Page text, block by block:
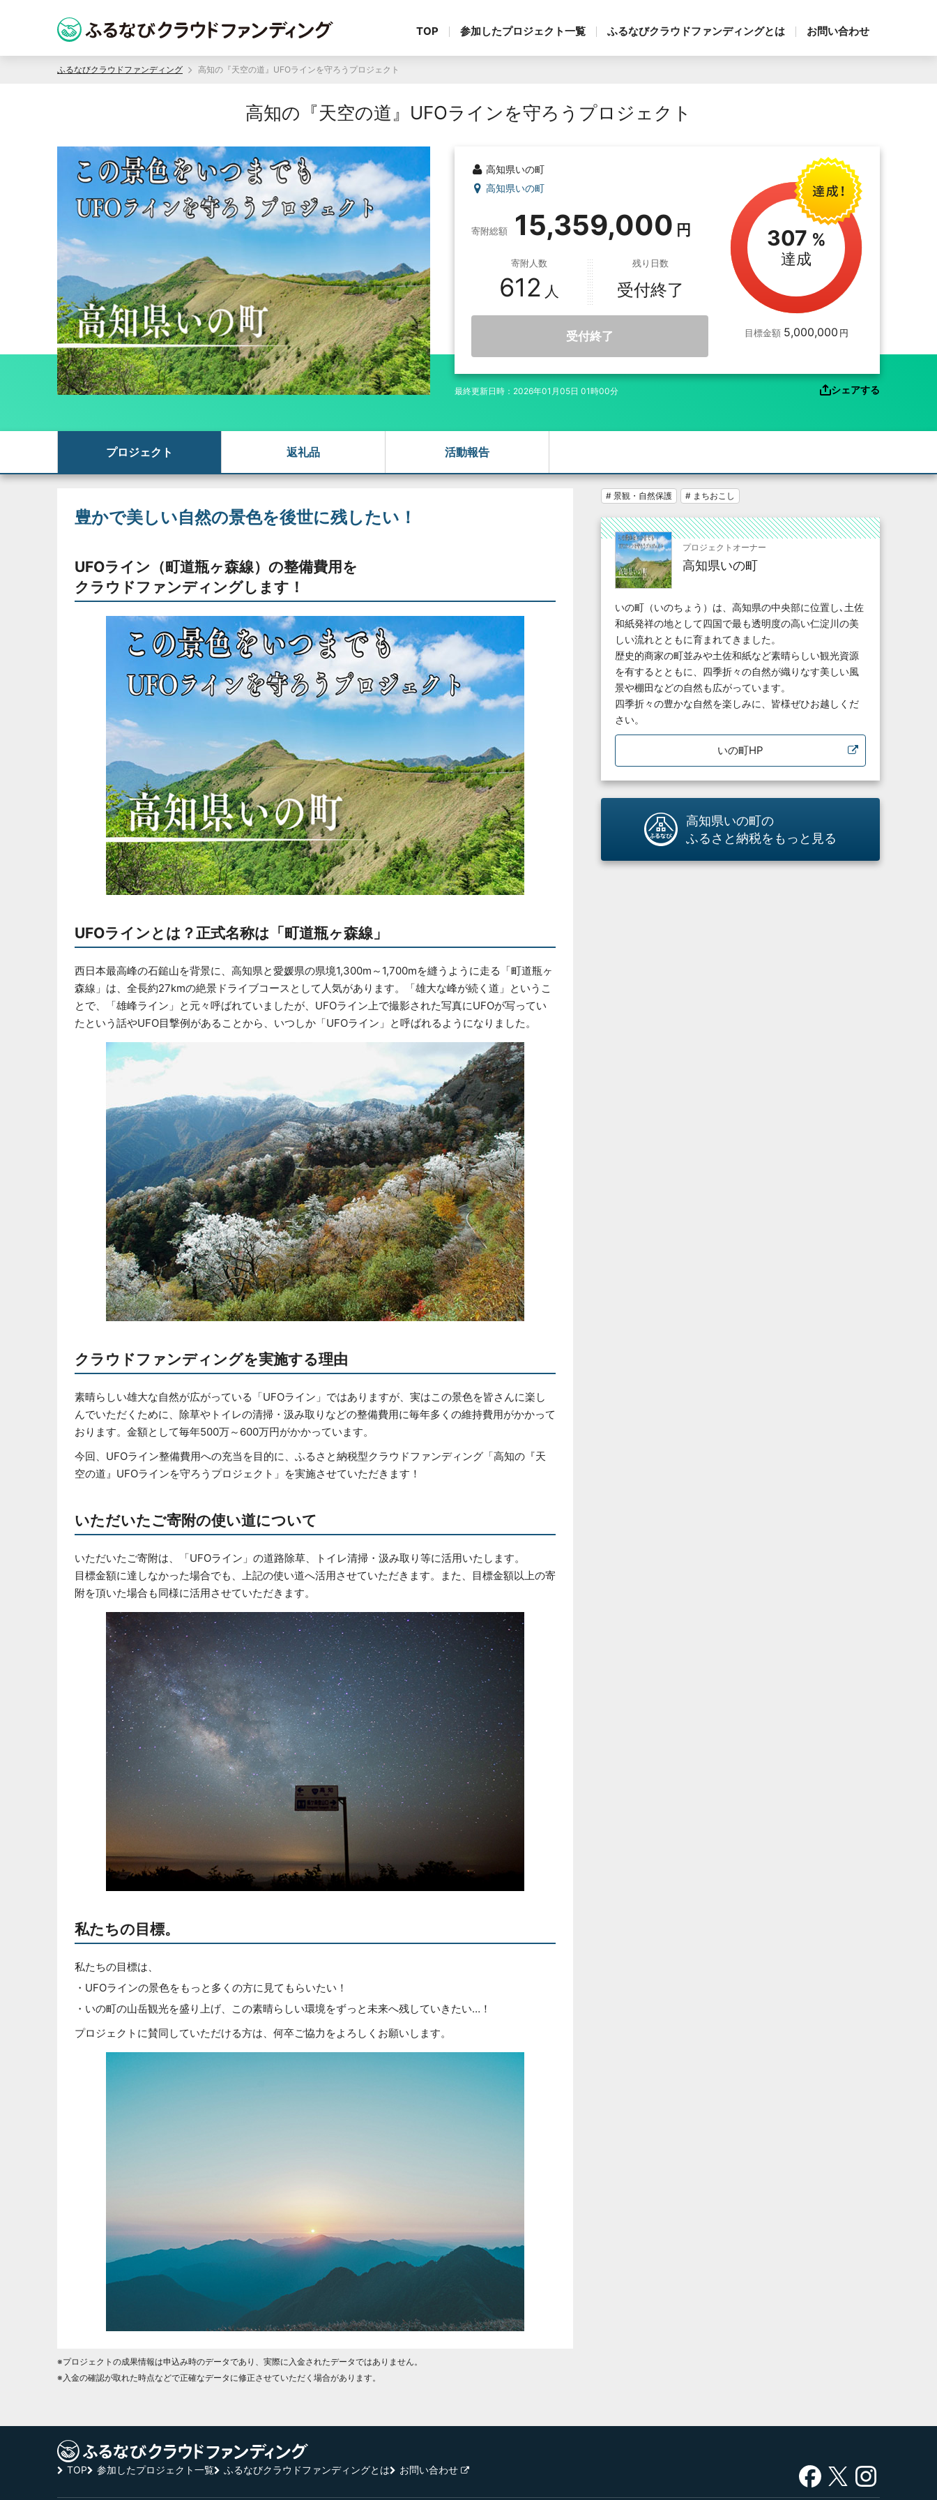
TOP 参加したプロジェクト一覧 ふるなびクラウドファンディングとは お問い合わせ
ふるなびクラウドファンディング 高知の『天空の道』UFOラインを守ろうプロジェクト
高知の『天空の道』UFOラインを守ろうプロジェクト
高知県いの町
高知県いの町
寄附総額 15,359,000 307
達成
目標金額 5,000,000
寄附人数
612
残り日数
受付終了
受付終了
最終更新日時：2026年01月05日 01時00分 シェアする
プロジェクト 返礼品 活動報告
# 景観・自然保護 # まちおこし
プロジェクトオーナー
高知県いの町
いの町（いのちょう）は、高知県の中央部に位置し､土佐
和紙発祥の地として四国で最も透明度の高い仁淀川の美
しい流れとともに育まれてきました。
歴史的商家の町並みや土佐和紙など素晴らしい観光資源
を有するとともに、四季折々の自然が織りなす美しい風
景や棚田などの自然も広がっています。
四季折々の豊かな自然を楽しみに、皆様ぜひお越しくだ
さい。
いの町HP
高知県いの町の
ふるさと納税をもっと見る
豊かで美しい自然の景色を後世に残したい！
UFOライン（町道瓶ヶ森線）の整備費用を
クラウドファンディングします！
UFOラインとは？正式名称は「町道瓶ヶ森線」
西日本最高峰の石鎚山を背景に、高知県と愛媛県の県境1,300m～1,700mを縫うように走る「町道瓶ヶ
森線」は、全長約27kmの絶景ドライブコースとして人気があります。「雄大な峰が続く道」というこ
とで、「雄峰ライン」と元々呼ばれていましたが、UFOライン上で撮影された写真にUFOが写ってい
たという話やUFO目撃例があることから、いつしか「UFOライン」と呼ばれるようになりました。
クラウドファンディングを実施する理由
素晴らしい雄大な自然が広がっている「UFOライン」ではありますが、実はこの景色を皆さんに楽し
んでいただくために、除草やトイレの清掃・汲み取りなどの整備費用に毎年多くの維持費用がかかって
おります。金額として毎年500万～600万円がかかっています。
今回、UFOライン整備費用への充当を目的に、ふるさと納税型クラウドファンディング「高知の『天
空の道』UFOラインを守ろうプロジェクト」を実施させていただきます！
いただいたご寄附の使い道について
いただいたご寄附は、「UFOライン」の道路除草、トイレ清掃・汲み取り等に活用いたします。
目標金額に達しなかった場合でも、上記の使い道へ活用させていただきます。また、目標金額以上の寄
附を頂いた場合も同様に活用させていただきます。
私たちの目標。
私たちの目標は、
・UFOラインの景色をもっと多くの方に見てもらいたい！
・いの町の山岳観光を盛り上げ、この素晴らしい環境をずっと未来へ残していきたい…！
プロジェクトに賛同していただける方は、何卒ご協力をよろしくお願いします。
※プロジェクトの成果情報は申込み時のデータであり、実際に入金されたデータではありません。
※入金の確認が取れた時点などで正確なデータに修正させていただく場合があります。
TOP 参加したプロジェクト一覧 ふるなびクラウドファンディングとは お問い合わせ